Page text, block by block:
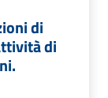
di
di